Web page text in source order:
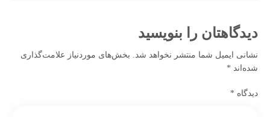
دیدگاهتان را بنویسید
نشانی ایمیل شما منتشر نخواهد شد. بخش‌های موردنیاز علامت‌گذاری
شده‌اند *
دیدگاه *